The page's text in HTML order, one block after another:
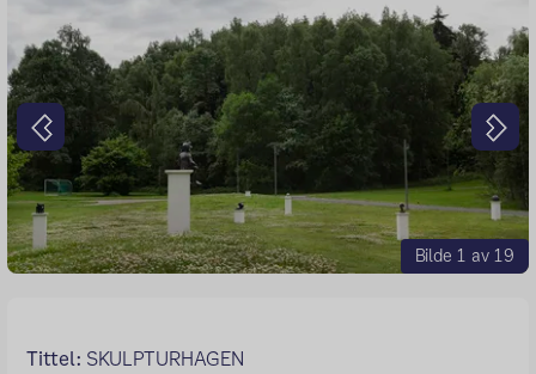
Bilde 1 av 19
Forrige
Tittel: SKULPTURHAGEN